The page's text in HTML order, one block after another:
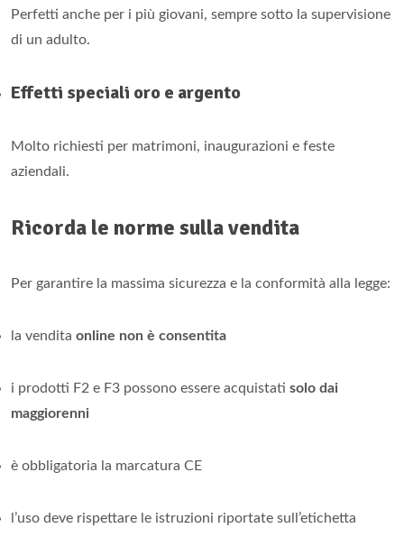
Perfetti anche per i più giovani, sempre sotto la supervisione
di un adulto.
Effetti speciali oro e argento
Molto richiesti per matrimoni, inaugurazioni e feste
aziendali.
Ricorda le norme sulla vendita
Per garantire la massima sicurezza e la conformità alla legge:
la vendita online non è consentita
i prodotti F2 e F3 possono essere acquistati solo dai
maggiorenni
è obbligatoria la marcatura CE
l’uso deve rispettare le istruzioni riportate sull’etichetta